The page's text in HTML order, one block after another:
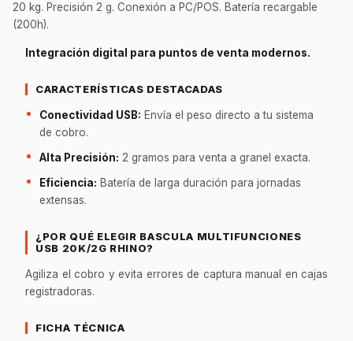
20 kg. Precisión 2 g. Conexión a PC/POS. Batería recargable
(200h).
Integración digital para puntos de venta modernos.
CARACTERÍSTICAS DESTACADAS
Conectividad USB: Envía el peso directo a tu sistema
de cobro.
Alta Precisión: 2 gramos para venta a granel exacta.
Eficiencia: Batería de larga duración para jornadas
extensas.
¿POR QUÉ ELEGIR BASCULA MULTIFUNCIONES
USB 20K/2G RHINO?
Agiliza el cobro y evita errores de captura manual en cajas
registradoras.
FICHA TÉCNICA